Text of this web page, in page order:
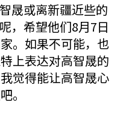
晟或离新疆近些的
，希望他们8月7日
。如果不可能，也
上表达对高智晟的
觉得能让高智晟心
。